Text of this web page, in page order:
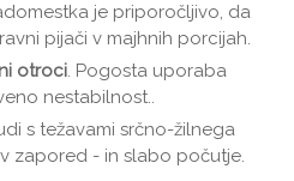
je priporočljivo, da
pijači v majhnih porcijah.
otroci. Pogosta uporaba
nestabilnost..
s težavami srčno-žilnega
zapored - in slabo počutje.